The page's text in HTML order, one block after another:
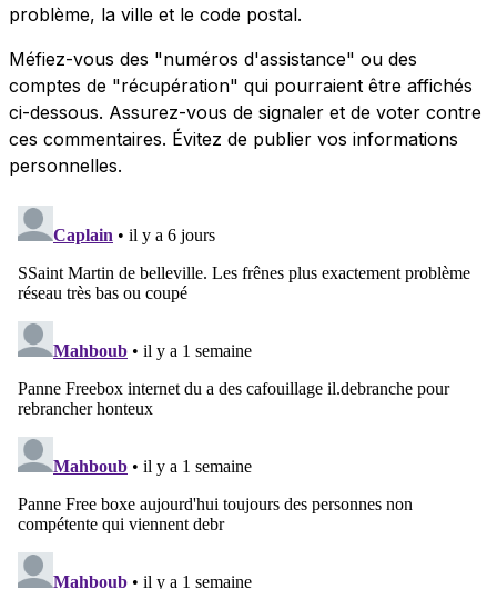
problème, la ville et le code postal.
Méfiez-vous des "numéros d'assistance" ou des
comptes de "récupération" qui pourraient être affichés
ci-dessous. Assurez-vous de signaler et de voter contre
ces commentaires. Évitez de publier vos informations
personnelles.